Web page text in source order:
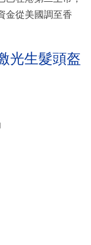
金從美國調至香
光生髮頭盔